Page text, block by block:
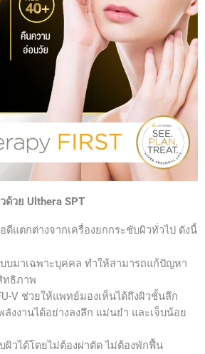
วย Ulthera SPT
ดีแตกต่างจากเครื่องยกกระชับผิวทั่วไป ดังนี้
บมาเฉพาะบุคคล ทำให้สามารถแก้ปัญหา
ทธิภาพ
V ช่วยให้แพทย์มองเห็นได้ถึงผิวชั้นลึก
งงานได้อย่างลงลึก แม่นยำ และเจ็บน้อย
ผิวได้โดยไม่ต้องผ่าตัด ไม่ต้องพักฟื้น